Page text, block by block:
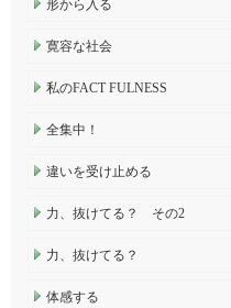
形から入る
寛容な社会
私のFACT FULNESS
全集中！
違いを受け止める
力、抜けてる？ その2
力、抜けてる？
体感する